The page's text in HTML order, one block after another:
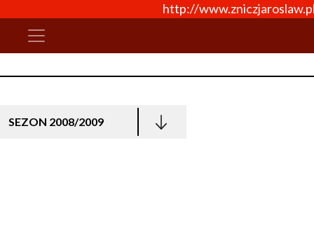
http://
SEZON 2008/2009